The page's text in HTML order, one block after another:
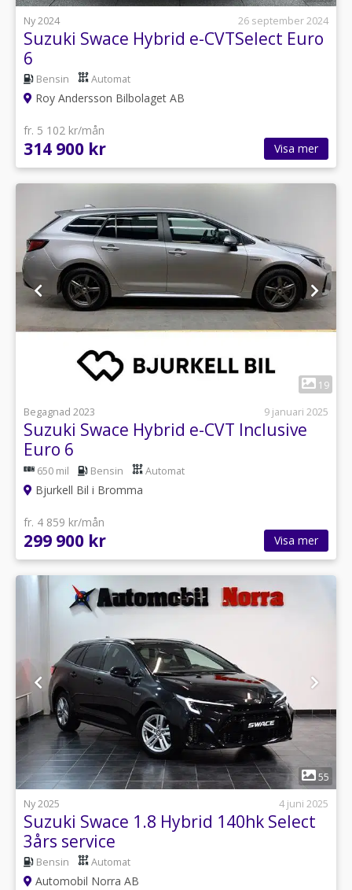
Ny 2024
26 september 2024
Suzuki Swace Hybrid e-CVTSelect Euro
6
Bensin Automat
Roy Andersson Bilbolaget AB
fr. 5 102 kr/mån
314 900 kr Visa mer
1
19
Begagnad 2023
9 januari 2025
Suzuki Swace Hybrid e-CVT Inclusive
Euro 6
650 mil Bensin Automat
Bjurkell Bil i Bromma
fr. 4 859 kr/mån
299 900 kr Visa mer
1
55
Ny 2025
4 juni 2025
Suzuki Swace 1.8 Hybrid 140hk Select
3års service
Bensin Automat
Automobil Norra AB